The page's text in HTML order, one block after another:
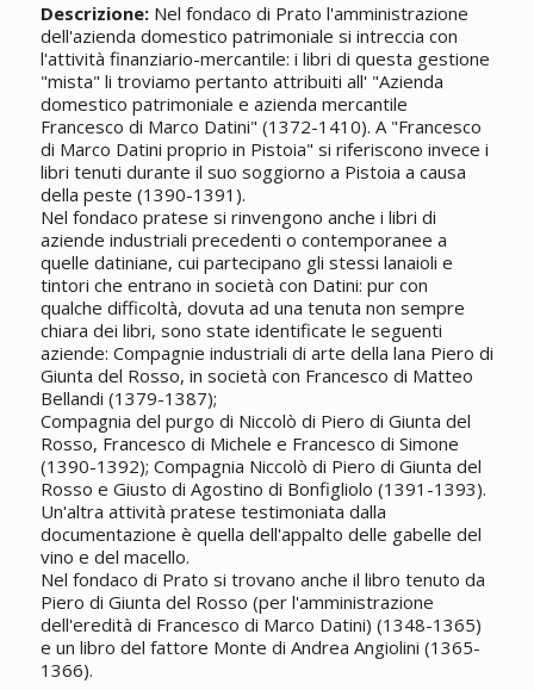
Descrizione:Nel fondaco di Prato l'amministrazione
dell'azienda domestico patrimoniale si intreccia con
l'attività finanziario-mercantile: i libri di questa gestione
"mista" li troviamo pertanto attribuiti all' "Azienda
domestico patrimoniale e azienda mercantile
Francesco di Marco Datini" (1372-1410). A "Francesco
di Marco Datini proprio in Pistoia" si riferiscono invece i
libri tenuti durante il suo soggiorno a Pistoia a causa
della peste (1390-1391).
Nel fondaco pratese si rinvengono anche i libri di
aziende industriali precedenti o contemporanee a
quelle datiniane, cui partecipano gli stessi lanaioli e
tintori che entrano in società con Datini: pur con
qualche difficoltà, dovuta ad una tenuta non sempre
chiara dei libri, sono state identificate le seguenti
aziende: Compagnie industriali di arte della lana Piero di
Giunta del Rosso, in società con Francesco di Matteo
Bellandi (1379-1387);
Compagnia del purgo di Niccolò di Piero di Giunta del
Rosso, Francesco di Michele e Francesco di Simone
(1390-1392); Compagnia Niccolò di Piero di Giunta del
Rosso e Giusto di Agostino di Bonfigliolo (1391-1393).
Un'altra attività pratese testimoniata dalla
documentazione è quella dell'appalto delle gabelle del
vino e del macello.
Nel fondaco di Prato si trovano anche il libro tenuto da
Piero di Giunta del Rosso (per l'amministrazione
dell'eredità di Francesco di Marco Datini) (1348-1365)
e un libro del fattore Monte di Andrea Angiolini (1365-
1366).